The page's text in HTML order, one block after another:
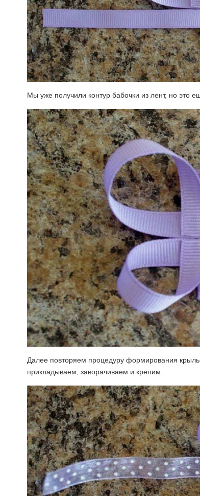
Мы уже получили контур бабочки из лент, но это
Далее повторяем процедуру формирования
прикладываем, заворачиваем и крепим.